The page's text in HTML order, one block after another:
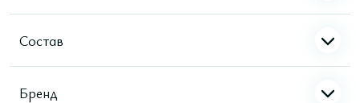
Состав
Бренд